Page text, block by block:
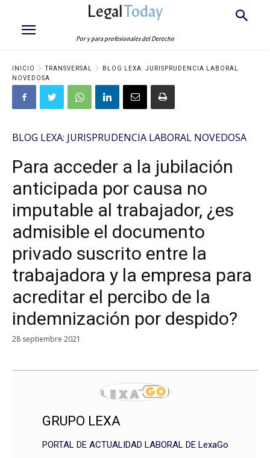
LegalToday
Por y para profesionales del Derecho
INICIO TRANSVERSAL
BLOG LEXA: JURISPRUDENCIA LABORAL
NOVEDOSA
BLOG LEXA: JURISPRUDENCIA LABORAL NOVEDOSA
Para acceder a la jubilación
anticipada por causa no
imputable al trabajador, ¿es
admisible el documento
privado suscrito entre la
trabajadora y la empresa para
acreditar el percibo de la
indemnización por despido?
28 septiembre 2021
GRUPO LEXA
PORTAL DE ACTUALIDAD LABORAL DE LexaGo